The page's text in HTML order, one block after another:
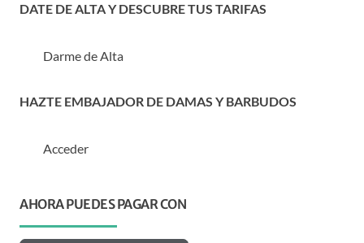
DATE DE ALTA Y DESCUBRE TUS TARIFAS
Darme de Alta
HAZTE EMBAJADOR DE DAMAS Y BARBUDOS
Acceder
AHORA PUEDES PAGAR CON